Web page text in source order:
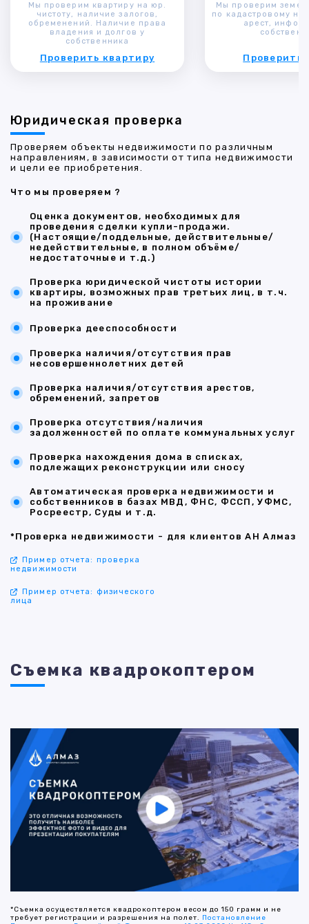
Мы проверим квартиру на юр.
чистоту, наличие залогов,
обременений. Наличие права
владения и долгов у
собственника
Проверить квартиру
Мы проверим
по кадастровому
арест,
Проверить
Юридическая проверка
Проверяем объекты недвижимости по различным
направлениям, в зависимости от типа недвижимости
и цели ее приобретения.
Что мы проверяем ?
Оценка документов, необходимых для
проведения сделки купли-продажи.
(Настоящие/поддельные, действительные/
недействительные, в полном объёме/
недостаточные и т.д.)
Проверка юридической чистоты истории
квартиры, возможных прав третьих лиц, в т.ч.
на проживание
Проверка дееспособности
Проверка наличия/отсутствия прав
несовершеннолетних детей
Проверка наличия/отсутствия арестов,
обременений, запретов
Проверка отсутствия/наличия
задолженностей по оплате коммунальных услуг
Проверка нахождения дома в списках,
подлежащих реконструкции или сносу
Автоматическая проверка недвижимости и
собственников в базах МВД, ФНС, ФССП, УФМС,
Росреестр, Суды и т.д.
*Проверка недвижимости - для клиентов АН Алмаз
Пример отчета: проверка
недвижимости
Пример отчета: физического
лица
Съемка квадрокоптером
*Съемка осуществляется квадрокоптером весом до 150 грамм и не
требует регистрации и разрешения на полет. Постановление